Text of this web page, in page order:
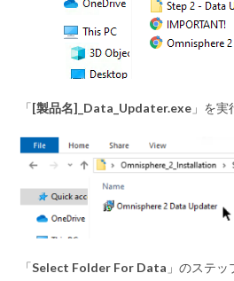
「[製品名]_Data_Updater.exe 」を実
「Select Folder For Data 」のステ